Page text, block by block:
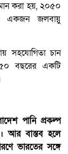
করা হয়, ২০৫০
একজন জলবায়ু
সহযোগিতা চান
৫০ বছরের একটি
পানি প্রকল্প
আর বাস্তব হলে
ভারতের সঙ্গে